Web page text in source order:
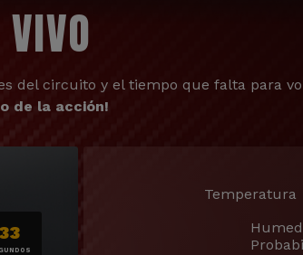
del circuito y el tiempo que falta para
de la acción!
31
Temperatura